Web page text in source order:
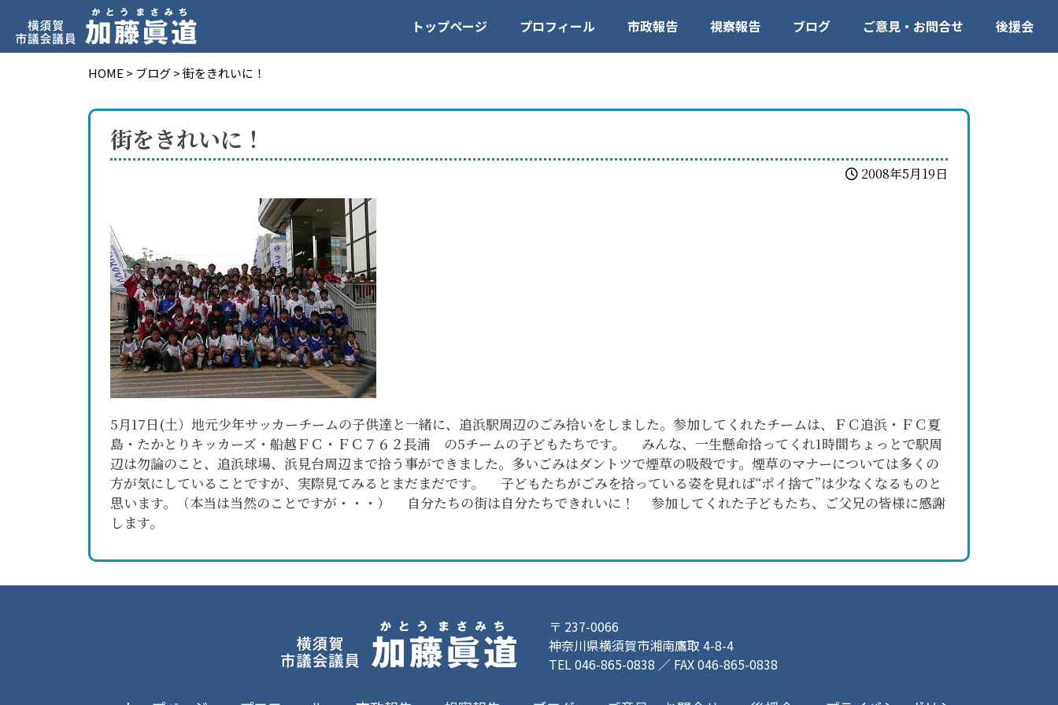
トップページ プロフィール 市政報告 視察報告 ブログ ご意見・お問合せ 後援会
HOME > ブログ>街をきれいに！
街をきれいに！
2008年5月19日
5月17日(土）地元少年サッカーチームの子供達と一緒に、追浜駅周辺のごみ拾いをしました。参加してくれたチームは、ＦＣ追浜・ＦＣ夏
島・たかとりキッカーズ・船越ＦＣ・ＦＣ７６２長浦 の5チームの子どもたちです。 みんな、一生懸命拾ってくれ1時間ちょっとで駅周
辺は勿論のこと、追浜球場、浜見台周辺まで拾う事ができました。多いごみはダントツで煙草の吸殻です。煙草のマナーについては多くの
方が気にしていることですが、実際見てみるとまだまだです。 子どもたちがごみを拾っている姿を見れば“ポイ捨て”は少なくなるものと
思います。（本当は当然のことですが・・・） 自分たちの街は自分たちできれいに！ 参加してくれた子どもたち、ご父兄の皆様に感謝
します。
〒 237-0066
神奈川県横須賀市湘南鷹取 4-8-4
TEL 046-865-0838 ／ FAX 046-865-0838